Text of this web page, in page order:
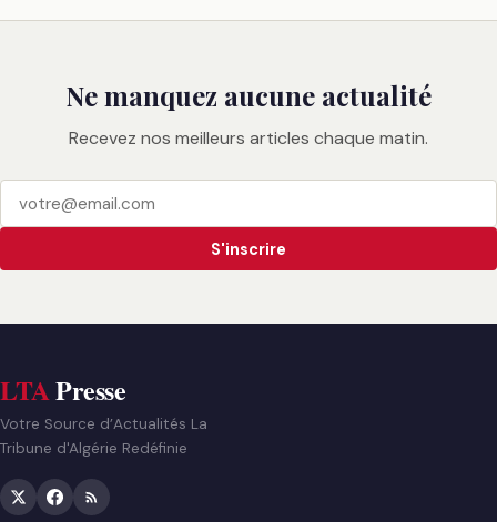
Ne manquez aucune actualité
Recevez nos meilleurs articles chaque matin.
S'inscrire
LTAPresse
Votre Source d’Actualités La
Tribune d'Algérie Redéfinie